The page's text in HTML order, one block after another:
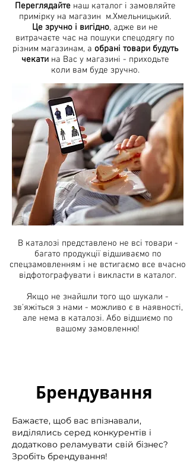
Переглядайте наш каталог і замовляйте
примірку на магазин м.Хмельницький.
Це зручно і вигідно, адже ви не
витрачаєте час на пошуки спецодягу по
різним магазинам, а обрані товари будуть
чекатина Вас у магазині - приходьте
коли вам буде зручно.
В каталозі представлено не всі товари -
багато продукції відшиваємо по
спецзамовленням і не встигаємо все вчасно
відфотографувати і викласти в каталог.
Якщо не знайшли того що шукали -
зв'яжіться з нами - можливо є в наявності,
але нема в каталозі. Або відшиємо по
вашому замовленню!
Брендування
Бажаєте, щоб вас впізнавали,
виділялись серед конкурентів і
додатково реламувати свій бізнес?
Зробіть брендування!